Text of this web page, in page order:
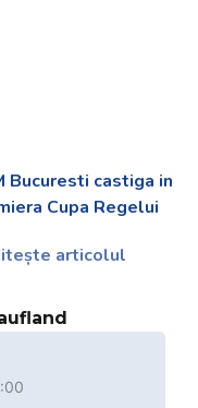
Bucuresti castiga in
Cupa Regelui
articolul